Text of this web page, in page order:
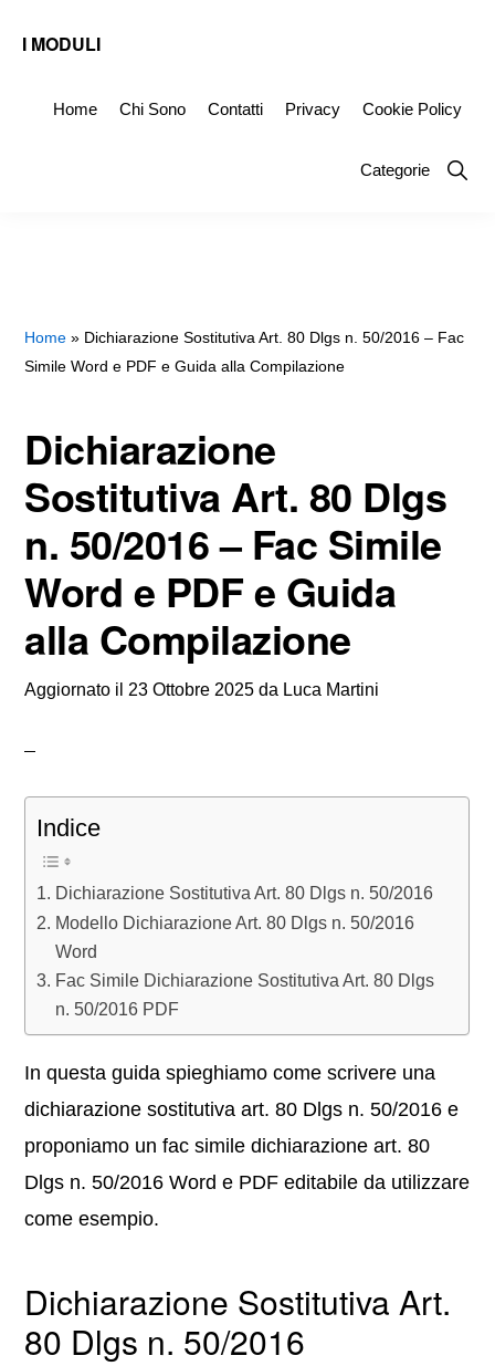
I MODULI
SimileHome Chi Sono Contatti Privacy Cookie Policy
Categorie
Show
Home » Dichiarazione Sostitutiva Art. 80 Dlgs n. 50/2016 – Fac
Simile Word e PDF e Guida alla Compilazione
Dichiarazione
Sostitutiva Art. 80 Dlgs
n. 50/2016 – Fac Simile
Word e PDF e Guida
alla Compilazione
Aggiornato il 23 Ottobre 2025 da Luca Martini
Indice
Dichiarazione Sostitutiva Art. 80 Dlgs n. 50/2016
Modello Dichiarazione Art. 80 Dlgs n. 50/2016
Word
Fac Simile Dichiarazione Sostitutiva Art. 80 Dlgs
n. 50/2016 PDF
In questa guida spieghiamo come scrivere una
dichiarazione sostitutiva art. 80 Dlgs n. 50/2016 e
proponiamo un fac simile dichiarazione art. 80
Dlgs n. 50/2016 Word e PDF editabile da utilizzare
come esempio.
Dichiarazione Sostitutiva Art.
80 Dlgs n. 50/2016